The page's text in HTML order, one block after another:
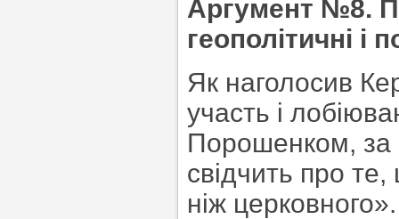
Аргумент №8.
геополітичні і
Як наголосив
участь і
Порошенком, за
свідчить про
ніж церковного».